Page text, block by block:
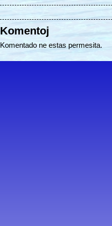
Komentoj
Komentado ne estas permesita.